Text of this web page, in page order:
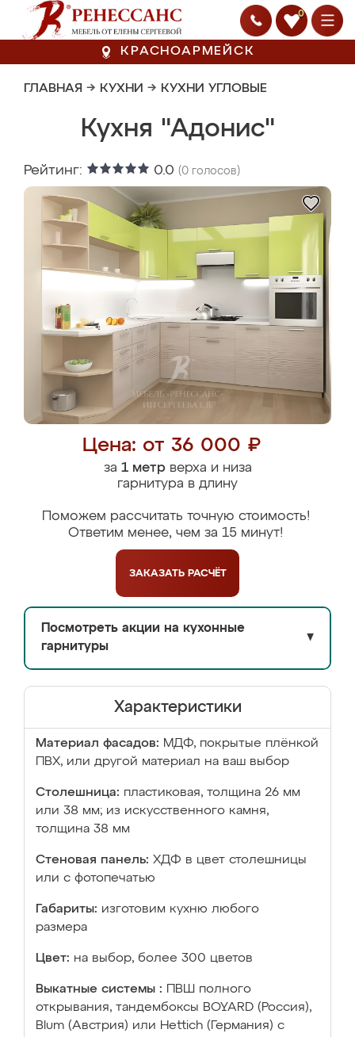
0
КРАСНОАРМЕЙСК
ГЛАВНАЯ → КУХНИ → КУХНИ УГЛОВЫЕ
Кухня "Адонис"
Рейтинг: 0.0 (0 голосов)
Цена: от 36 000 ₽
за 1 метрверха и низа
гарнитура в длину
Поможем рассчитать точную стоимость!
Ответим менее, чем за 15 минут!
ЗАКАЗАТЬ РАСЧЁТ
Посмотреть акции на кухонные
гарнитуры
▼
Характеристики
Материал фасадов: МДФ, покрытые плёнкой
ПВХ, или другой материал на ваш выбор
Столешница: пластиковая, толщина 26 мм
или 38 мм; из искусственного камня,
толщина 38 мм
Стеновая панель: ХДФ в цвет столешницы
или с фотопечатью
Габариты: изготовим кухню любого
размера
Цвет: на выбор, более 300 цветов
Выкатные системы :
ПВШ полного
открывания, тандембоксы BOYARD (Россия),
Blum (Австрия) или Hettich (Германия) с